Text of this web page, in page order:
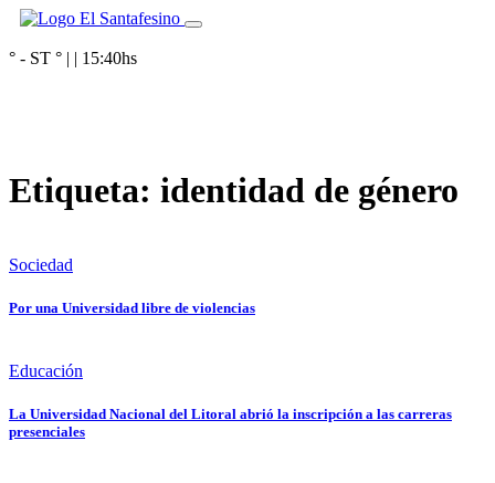
° - ST ° | | 15:40hs
Etiqueta: identidad de género
Sociedad
Por una Universidad libre de violencias
Educación
La Universidad Nacional del Litoral abrió la inscripción a las carreras
presenciales